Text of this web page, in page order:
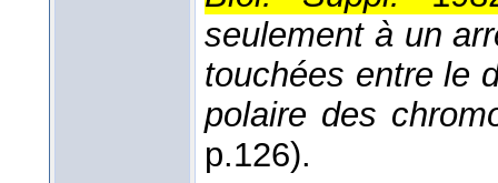
seulement à un
touchées entre le
polaire des
p.126).